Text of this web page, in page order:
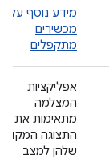
מידע נוסף על
מכשירים
מתקפלים
אפליקציות
המצלמה
מתאימות את
התצוגה
שלהן למצב